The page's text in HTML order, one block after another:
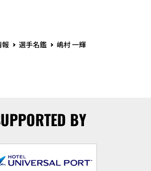
報 選手名鑑 嶋村 一輝
BY